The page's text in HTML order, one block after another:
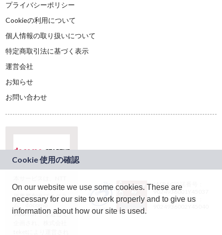
プライバシーポリシー
Cookieの利用について
個人情報の取り扱いについて
特定商取引法に基づく表示
運営会社
お知らせ
お問い合わせ
ドコモグループの新
規事業創出プログラ
ム「docomo
STARTUP」を通じて
JASRAC許諾番号：
9024936001Y45037
JASRAC許諾番号：
On our website we use some cookies. These are
necessary for our site to work properly and to give us
information about how our site is used.